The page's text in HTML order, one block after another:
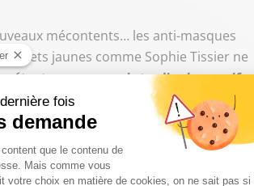
mécontents… les anti-masques
gilets jaunes comme Sophie Tissier ne
pour nous interdire la manif.
la mobilisation, pour afficher des
gilets jaunes n’ont pas les mêmes
Bristielle de la Fondation Jean